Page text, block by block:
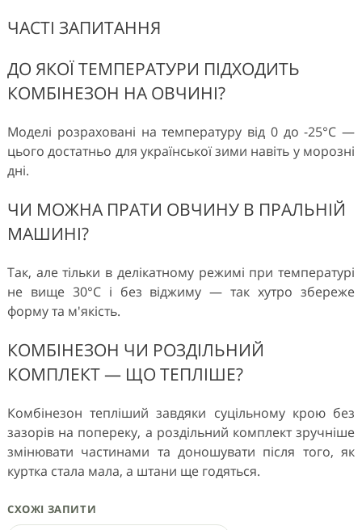
ЧАСТІ ЗАПИТАННЯ
ДО ЯКОЇ ТЕМПЕРАТУРИ ПІДХОДИТЬ
КОМБІНЕЗОН НА ОВЧИНІ?
Моделі розраховані на температуру від 0 до -25°C —
цього достатньо для української зими навіть у морозні
дні.
ЧИ МОЖНА ПРАТИ ОВЧИНУ В ПРАЛЬНІЙ
МАШИНІ?
Так, але тільки в делікатному режимі при температурі
не вище 30°C і без віджиму — так хутро збереже
форму та м'якість.
КОМБІНЕЗОН ЧИ РОЗДІЛЬНИЙ
КОМПЛЕКТ — ЩО ТЕПЛІШЕ?
Комбінезон тепліший завдяки суцільному крою без
зазорів на попереку, а роздільний комплект зручніше
змінювати частинами та доношувати після того, як
куртка стала мала, а штани ще годяться.
СХОЖІ ЗАПИТИ